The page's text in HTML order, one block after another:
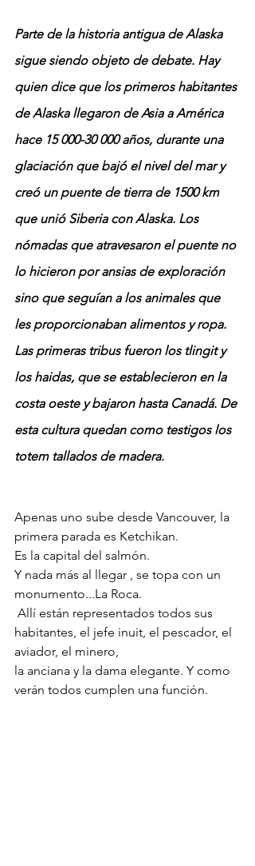
Parte de la historia antigua de Alaska
sigue siendo objeto de debate. Hay
quien dice que los primeros habitantes
de Alaska llegaron de Asia a América
hace 15 000-30 000 años, durante una
glaciación que bajó el nivel del mar y
creó un puente de tierra de 1500 km
que unió Siberia con Alaska. Los
nómadas que atravesaron el puente no
lo hicieron por ansias de exploración
sino que seguían a los animales que
les proporcionaban alimentos y ropa.
Las primeras tribus fueron los tlingit y
los haidas, que se establecieron en la
costa oeste y bajaron hasta Canadá. De
esta cultura quedan como testigos los
totem tallados de madera.
Apenas uno sube desde Vancouver, la
primera parada es Ketchikan.
Es la capital del salmón.
Y nada más al llegar , se topa con un
monumento...La Roca.
habitantes, el jefe inuit, el pescador, el
aviador, el minero,
la anciana y la dama elegante. Y como
verán todos cumplen una función.